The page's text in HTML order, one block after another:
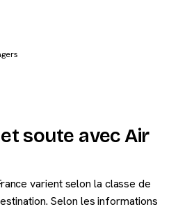
soute avec Air
varient selon la classe de
Selon les informations